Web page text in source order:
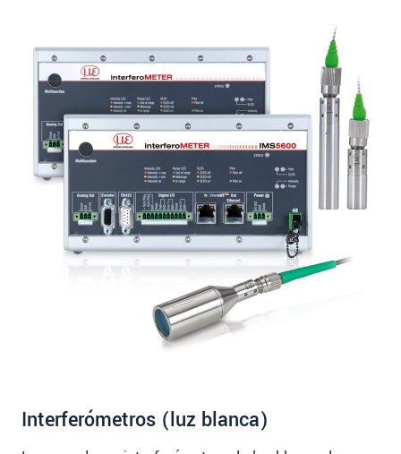
Interferómetros (luz blanca)